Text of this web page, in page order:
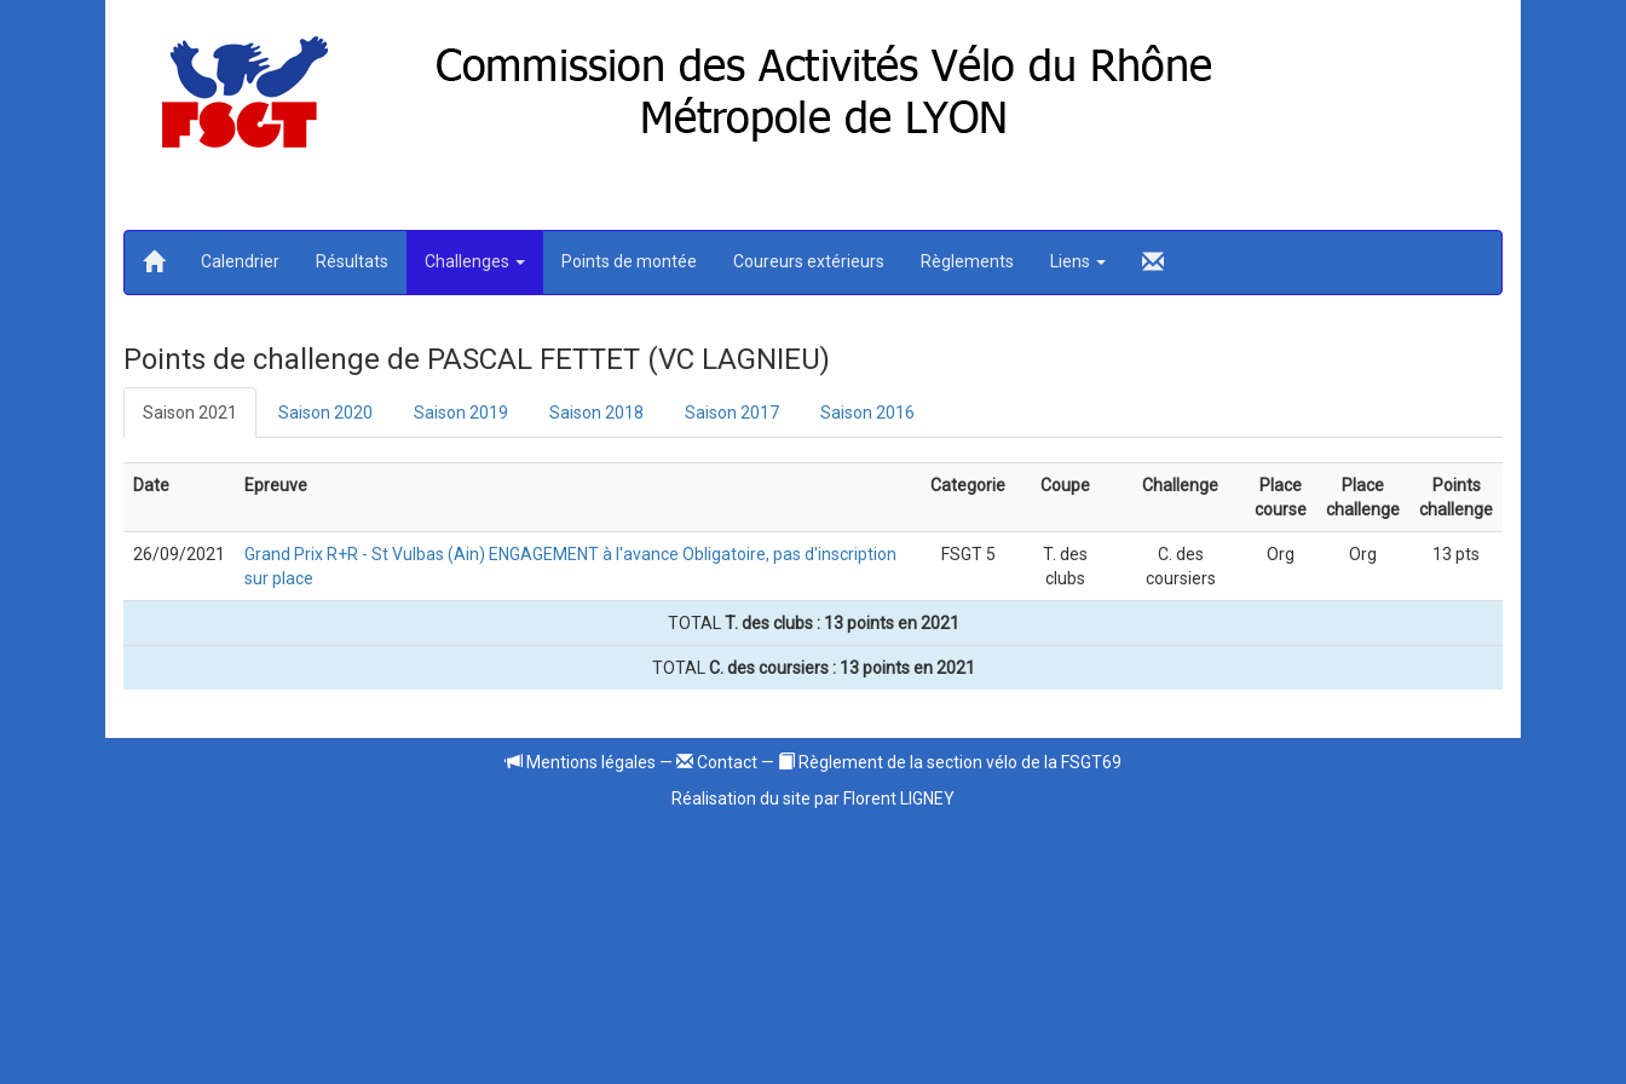
Calendrier Résultats Challenges Points de montée Coureurs extérieurs Règlements Liens
Points de challenge de PASCAL FETTET (VC LAGNIEU)
Saison 2021 Saison 2020 Saison 2019 Saison 2018 Saison 2017 Saison 2016
Date Epreuve Categorie Coupe Challenge
Place
course
Place
challenge
Points
challenge
26/09/2021
Grand Prix R+R - St Vulbas (Ain) ENGAGEMENT à l'avance Obligatoire, pas d'inscription
sur place
FSGT 5
T. des
clubs
C. des
coursiers
Org Org 13 pts
TOTAL T. des clubs : 13 points en 2021
TOTAL C. des coursiers : 13 points en 2021
Mentions légales — Contact—
Règlement de la section vélo de la FSGT69
Réalisation du site par Florent LIGNEY